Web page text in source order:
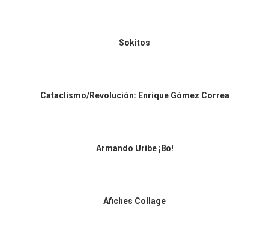
Sokitos
Cataclismo/Revolución: Enrique Gómez Correa
Armando Uribe ¡8o!
Afiches Collage